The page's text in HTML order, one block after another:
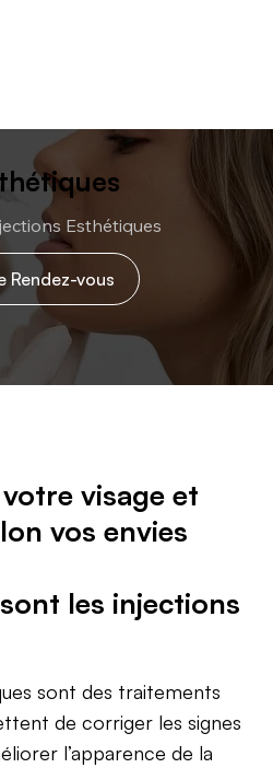
Esthétiques
Rendez-vous
visage et
vos envies
les injections
sont des traitements
de corriger les signes
l’apparence de la